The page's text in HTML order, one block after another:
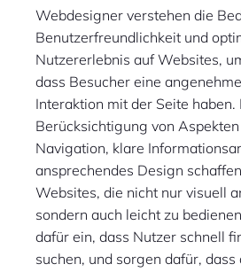
Webdesigner verstehen die
Benutzerfreundlichkeit und
Nutzererlebnis auf Websites,
dass Besucher eine
Interaktion mit der Seite haben.
Berücksichtigung von
Navigation, klare
ansprechendes Design
Websites, die nicht nur visuell
sondern auch leicht zu
dafür ein, dass Nutzer schnell
suchen, und sorgen dafür,